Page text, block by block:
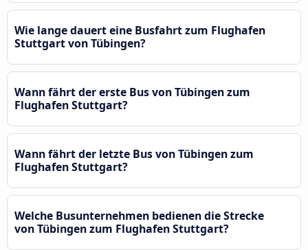
Wie lange dauert eine Busfahrt zum Flughafen
Stuttgart von Tübingen?
Wann fährt der erste Bus von Tübingen zum
Flughafen Stuttgart?
Wann fährt der letzte Bus von Tübingen zum
Flughafen Stuttgart?
Welche Busunternehmen bedienen die Strecke
von Tübingen zum Flughafen Stuttgart?